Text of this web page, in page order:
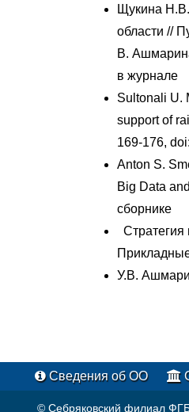
Щукина
области //
В.
в журнале
Sultonali U.
support of
169-176,
Anton S.
Big Data
сборнике
Стратегия
У.В.
Сведения об ОО
© Себряковский филиал